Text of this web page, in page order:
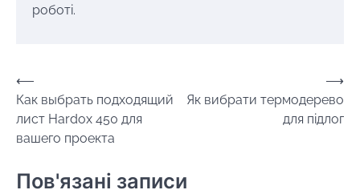
роботі.
Навігація
записів
⟵
Как выбрать подходящий
лист Hardox 450 для
вашего проекта
Як вибрати термодерево
для підлог
⟶
Пов'язані записи